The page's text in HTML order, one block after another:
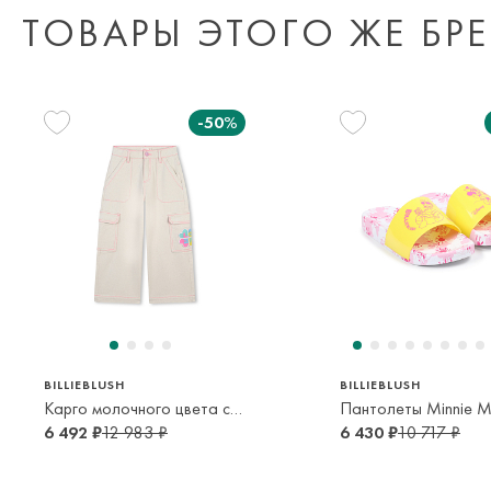
ТОВАРЫ ЭТОГО ЖЕ
-50%
BILLIEBLUSH
Карго молочного цвета с розовой прострочкой
6 492 ₽12 983 ₽
150 см
12 лет
BILLIEBLUSH
6 430 ₽10 717 ₽
28